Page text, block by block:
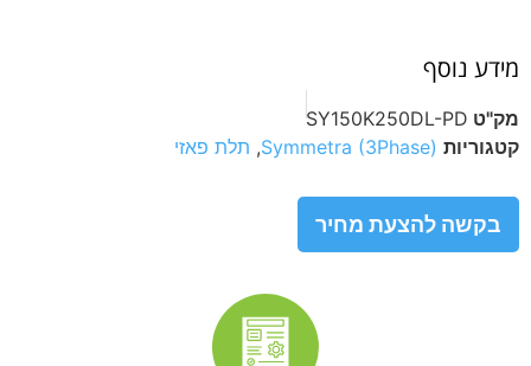
מידע נוסף
מק"ט SY150K250DL-PD
קטגוריות Symmetra (3Phase)
, תלת פאזי
בקשה להצעת מחיר